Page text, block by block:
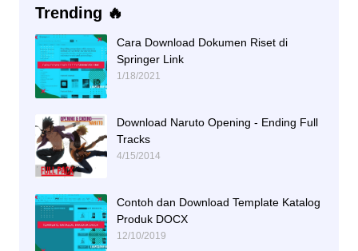
Trending 🔥
Cara Download Dokumen Riset di
Springer Link
1/18/2021
Download Naruto Opening - Ending Full
Tracks
4/15/2014
Contoh dan Download Template Katalog
Produk DOCX
12/10/2019